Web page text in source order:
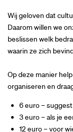
Wij geloven dat
Daarom willen we
beslissen welk
waarin ze zich
Op deze manier
organiseren en
6 euro –
3 euro – als je
12 euro – voor